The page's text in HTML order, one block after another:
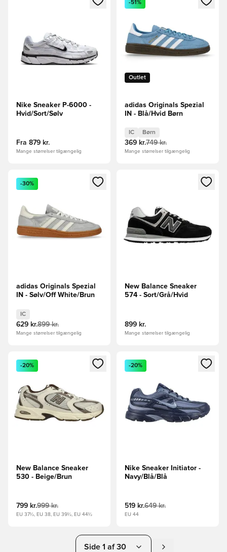
Nike Sneaker P-6000 -
Hvid/Sort/Sølv
Fra 879 kr.
Mange størrelser tilgængelig
Outlet
-51%
adidas Originals Spezial
IN - Blå/Hvid Børn
IC Børn
369 kr.749 kr.
Mange størrelser tilgængelig
Åbner en Modal til at logge ind eller tilmelde dig som
-30%
adidas Originals Spezial
IN - Sølv/Off White/Brun
IC
629 kr.899 kr.
Mange størrelser tilgængelig
Åbner en Modal til at logge
New Balance Sneaker
574 - Sort/Grå/Hvid
899 kr.
Mange størrelser tilgængelig
Åbner en Modal til at logge ind eller tilmelde dig som
-20%
New Balance Sneaker
530 - Beige/Brun
799 kr.999 kr.
EU 37½, EU 38, EU 39½, EU 44½
Åbner en Modal til at logge
-20%
Nike Sneaker Initiator -
Navy/Blå/Blå
519 kr.649 kr.
EU 44
Side 1 af 30